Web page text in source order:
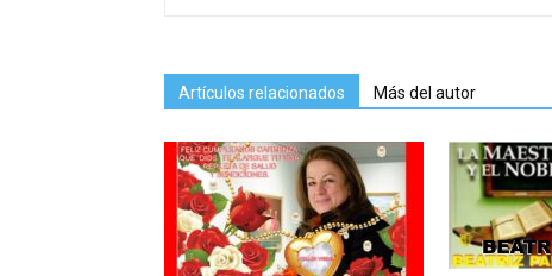
Artículos relacionados Más del autor